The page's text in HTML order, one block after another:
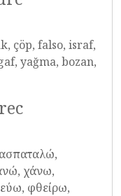
çöp, falso, israf,
yağma, bozan,
χάνω,
φθείρω,